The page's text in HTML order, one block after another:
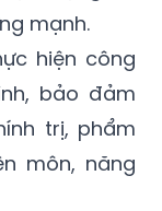
mạnh.
hiện công
bảo đảm
trị, phẩm
môn, năng